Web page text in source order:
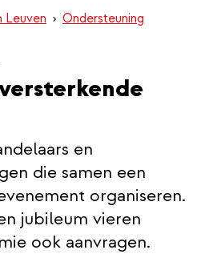
Leuven Ondersteuning
en
die samen een
organiseren.
jubileum vieren
ook aanvragen.